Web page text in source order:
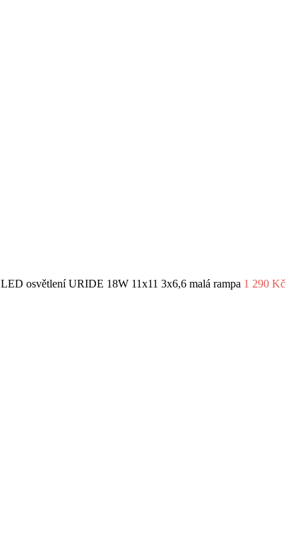
LED osvětlení URIDE 18W 11x11 3x6,6 malá rampa 1 290 Kč